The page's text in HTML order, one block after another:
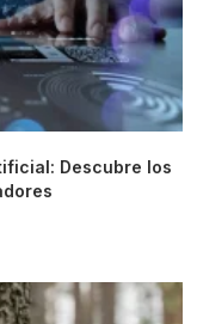
Descubre los